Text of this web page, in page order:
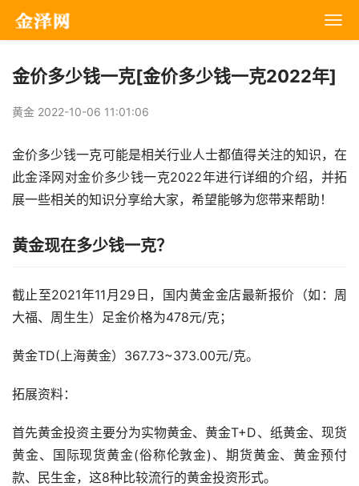
金价多少钱一克[金价多少钱一克2022年]
黄金 2022-10-06 11:01:06
金价多少钱一克可能是相关行业人士都值得关注的知识，在
此金泽网对金价多少钱一克2022年进行详细的介绍，并拓
展一些相关的知识分享给大家，希望能够为您带来帮助！
黄金现在多少钱一克？
截止至2021年11月29日，国内黄金金店最新报价（如：周
大福、周生生）足金价格为478元/克；
黄金TD(上海黄金）367.73~373.00元/克。
拓展资料：
首先黄金投资主要分为实物黄金、黄金T+D、纸黄金、现货
黄金、国际现货黄金(俗称伦敦金)、期货黄金、黄金预付
款、民生金，这8种比较流行的黄金投资形式。